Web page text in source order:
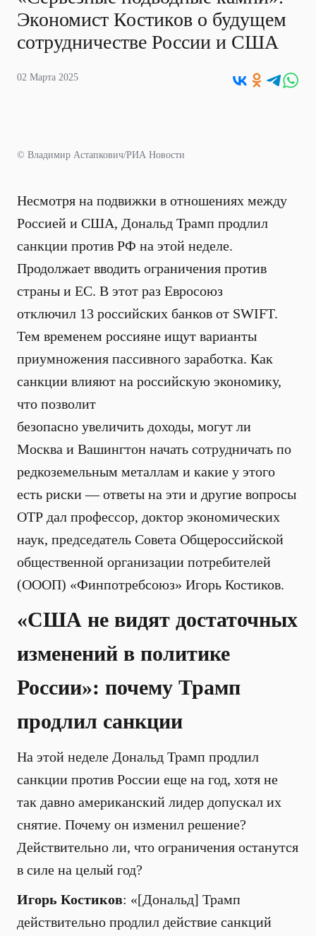
Экономист Костиков о будущем
сотрудничестве России и США
02 Марта 2025
© Владимир Астапкович/РИА Новости
Несмотря на подвижки в отношениях между
Россией и США, Дональд Трамп продлил
санкции против РФ на этой неделе.
Продолжает вводить ограничения против
страны и ЕС. В этот раз Евросоюз
отключил 13 российских банков от SWIFT.
Тем временем россияне ищут варианты
приумножения пассивного заработка. Как
санкции влияют на российскую экономику,
что позволит
безопасно увеличить доходы, могут ли
Москва и Вашингтон начать сотрудничать по
редкоземельным металлам и какие у этого
есть риски — ответы на эти и другие вопросы
ОТР дал профессор, доктор экономических
наук, председатель Совета Общероссийской
общественной организации потребителей
(ОООП) «Финпотребсоюз» Игорь Костиков.
«США не видят достаточных
изменений в политике
России»: почему Трамп
продлил санкции
На этой неделе Дональд Трамп продлил
санкции против России еще на год, хотя не
так давно американский лидер допускал их
снятие. Почему он изменил решение?
Действительно ли, что ограничения останутся
в силе на целый год?
Игорь Костиков: «[Дональд] Трамп
действительно продлил действие санкций